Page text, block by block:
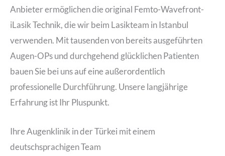
Anbieter ermöglichen die original Femto-Wavefront-
iLasik Technik, die wir beim Lasikteam in Istanbul
verwenden. Mit tausenden von bereits ausgeführten
Augen-OPs und durchgehend glücklichen Patienten
bauen Sie bei uns auf eine außerordentlich
professionelle Durchführung. Unsere langjährige
Erfahrung ist Ihr Pluspunkt.
Ihre Augenklinik in der Türkei mit einem
deutschsprachigen Team